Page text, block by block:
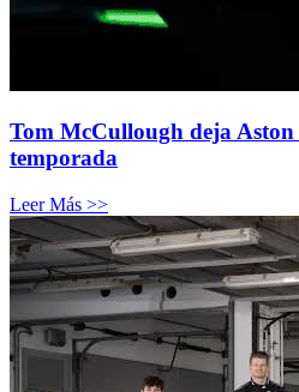
Tom McCullough deja
temporada
Leer Más >>